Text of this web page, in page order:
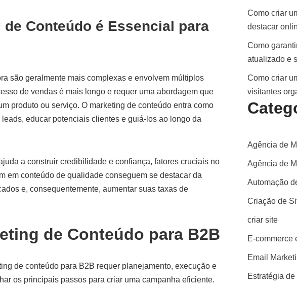
Conteúdo é Essencial para
são geralmente mais complexas e envolvem múltiplos
de vendas é mais longo e requer uma abordagem que
produto ou serviço. O marketing de conteúdo entra como
educar potenciais clientes e guiá-los ao longo da
a construir credibilidade e confiança, fatores cruciais no
em conteúdo de qualidade conseguem se destacar da
e, consequentemente, aumentar suas taxas de
de Conteúdo para B2B
de conteúdo para B2B requer planejamento, execução e
os principais passos para criar uma campanha eficiente.
Como criar
destacar
Como
atualizado e
Como criar
visitantes
Agência de
Agência de
Automação
Criação de
criar site
E-commerce
Email
Estratégia